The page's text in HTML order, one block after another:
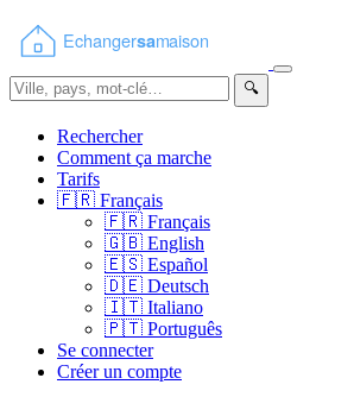
🔍
Rechercher
Comment ça marche
Tarifs
🇫🇷 Français
🇫🇷 Français
🇬🇧 English
🇪🇸 Español
🇩🇪 Deutsch
🇮🇹 Italiano
🇵🇹 Português
Se connecter
Créer un compte